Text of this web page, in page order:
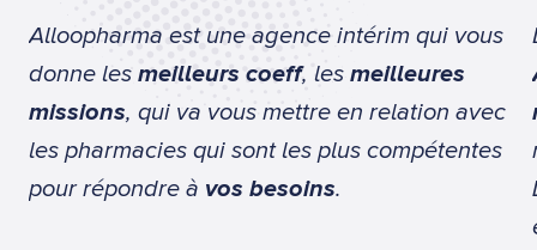
Alloopharma est une agence intérim qui vous
donne les meilleurs coeff, les meilleures
missions, qui va vous mettre en relation avec
les pharmacies qui sont les plus compétentes
pour répondre à vos besoins.